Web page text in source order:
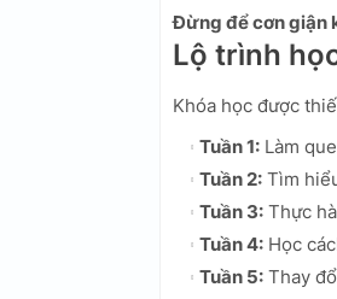
Đừng để cơn giận
Lộ trình
Khóa học được
Tuần 1: Làm
Tuần 2: Tìm
Tuần 3: Thực
Tuần 4: Học
Tuần 5: Thay